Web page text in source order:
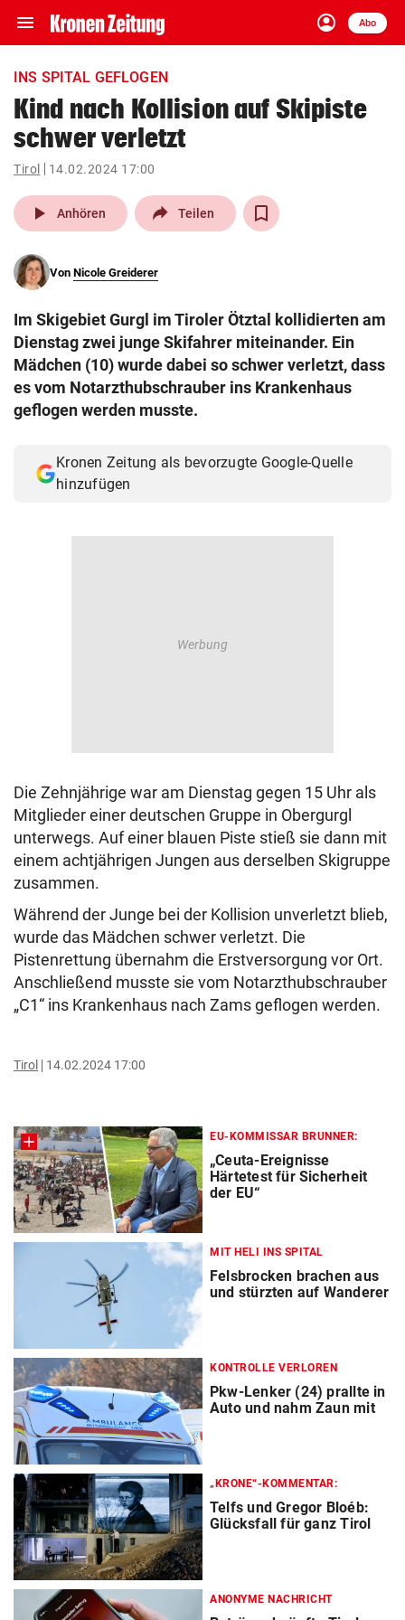
menu Navigation
ein-/ausklappen
account_circle
Anmelden
Abo
close Schließen
account_circle Anmelden
pin_drop
Wien arrow_right
search
eingeben
© Krone Multimedia GmbH & Co KG 2026
INS SPITAL GEFLOGEN
Kind nach Kollision auf Skipiste
schwer verletzt
Tirol 14.02.2024 17:00
play_arrow Anhören Teilen
Von Nicole Greiderer
Im Skigebiet Gurgl im Tiroler Ötztal kollidierten am
Dienstag zwei junge Skifahrer miteinander. Ein
Mädchen (10) wurde dabei so schwer verletzt, dass
es vom Notarzthubschrauber ins Krankenhaus
geflogen werden musste.
Kronen Zeitung als bevorzugte Google-Quelle
hinzufügen
Die Zehnjährige war am Dienstag gegen 15 Uhr als
Mitglieder einer deutschen Gruppe in Obergurgl
unterwegs. Auf einer blauen Piste stieß sie dann mit
einem achtjährigen Jungen aus derselben Skigruppe
zusammen.
Während der Junge bei der Kollision unverletzt blieb,
wurde das Mädchen schwer verletzt. Die
Pistenrettung übernahm die Erstversorgung vor Ort.
Anschließend musste sie vom Notarzthubschrauber
„C1“ ins Krankenhaus nach Zams geflogen werden.
Tirol 14.02.2024 17:00
EU-KOMMISSAR BRUNNER:
„Ceuta-Ereignisse
Härtetest für Sicherheit
der EU“
MIT HELI INS SPITAL
Felsbrocken brachen aus
und stürzten auf Wanderer
KONTROLLE VERLOREN
Pkw-Lenker (24) prallte in
Auto und nahm Zaun mit
„KRONE“-KOMMENTAR:
Telfs und Gregor Bloéb:
Glücksfall für ganz Tirol
ANONYME NACHRICHT